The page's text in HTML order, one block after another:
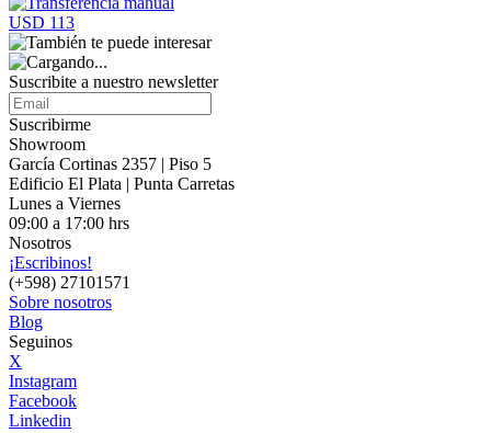
USD 113
Suscribite a nuestro newsletter
Suscribirme
Showroom
García Cortinas 2357 | Piso 5
Edificio El Plata | Punta Carretas
Lunes a Viernes
09:00 a 17:00 hrs
Nosotros
¡Escribinos!
(+598) 27101571
Sobre nosotros
Blog
Seguinos
X
Instagram
Facebook
Linkedin